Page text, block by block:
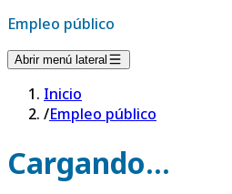
Empleo público
Abrir menú lateral
Inicio
/Empleo público
Cargando...